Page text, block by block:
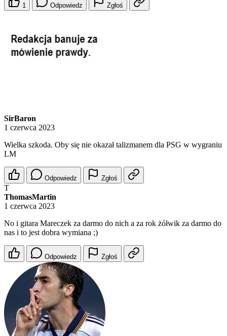
1 Odpowiedz Zgłoś
SirBaron
1 czerwca 2023
Wielka szkoda. Oby się nie okazał talizmanem dla PSG w wygraniu
LM
Odpowiedz Zgłoś
T
ThomasMartin
1 czerwca 2023
No i gitara Mareczek za darmo do nich a za rok żółwik za darmo do
nas i to jest dobra wymiana ;)
Odpowiedz Zgłoś